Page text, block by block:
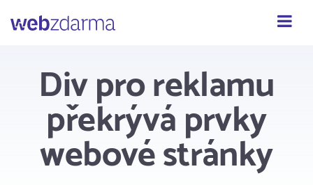
Webzdarma
Div pro reklamu
překrývá prvky
webové stránky